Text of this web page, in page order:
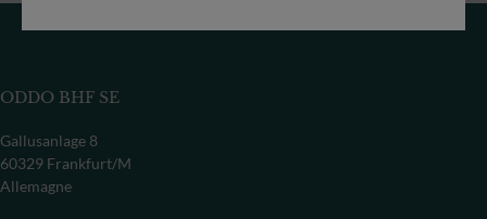
ODDO BHF SE
Gallusanlage 8
60329 Frankfurt/M
Allemagne